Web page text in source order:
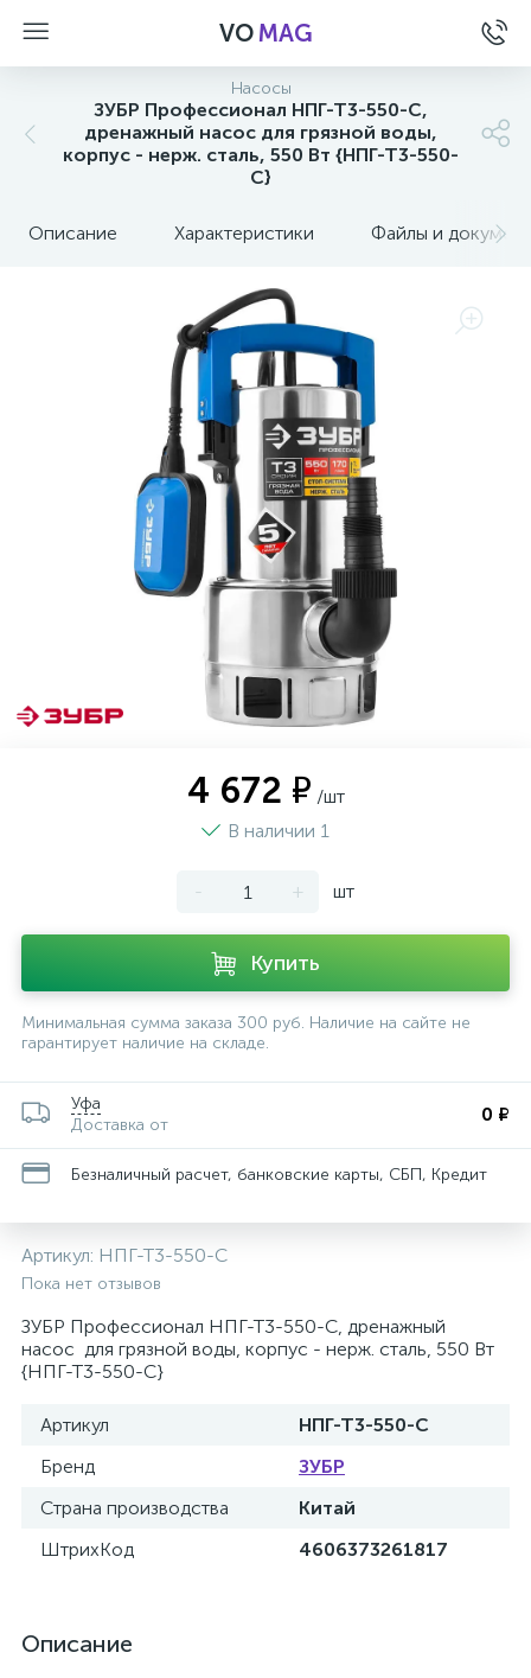
VOMAG
Насосы
ЗУБР Профессионал НПГ-Т3-550-С,
дренажный насос для грязной воды,
корпус - нерж. сталь, 550 Вт {НПГ-Т3-550-
С}
Описание Характеристики Файлы и
4 672 ₽ /шт
В наличии 1
- + шт
Купить
Минимальная сумма заказа 300 руб. Наличие на сайте не
гарантирует наличие на складе.
Уфа
Доставка от
0 ₽
Безналичный расчет, банковские карты, СБП, Кредит
Артикул: НПГ-Т3-550-С
Пока нет отзывов
ЗУБР Профессионал НПГ-Т3-550-С, дренажный
насос для грязной воды, корпус - нерж. сталь, 550 Вт
{НПГ-Т3-550-С}
Артикул
НПГ-Т3-550-С
Бренд
ЗУБР
Страна производства
Китай
ШтрихКод
4606373261817
Описание